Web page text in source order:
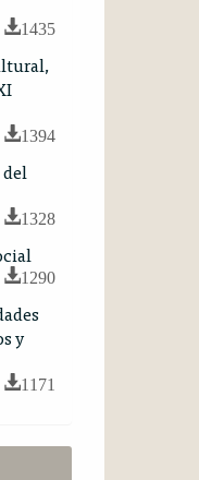
1435
1394
1328
1290
y
1171